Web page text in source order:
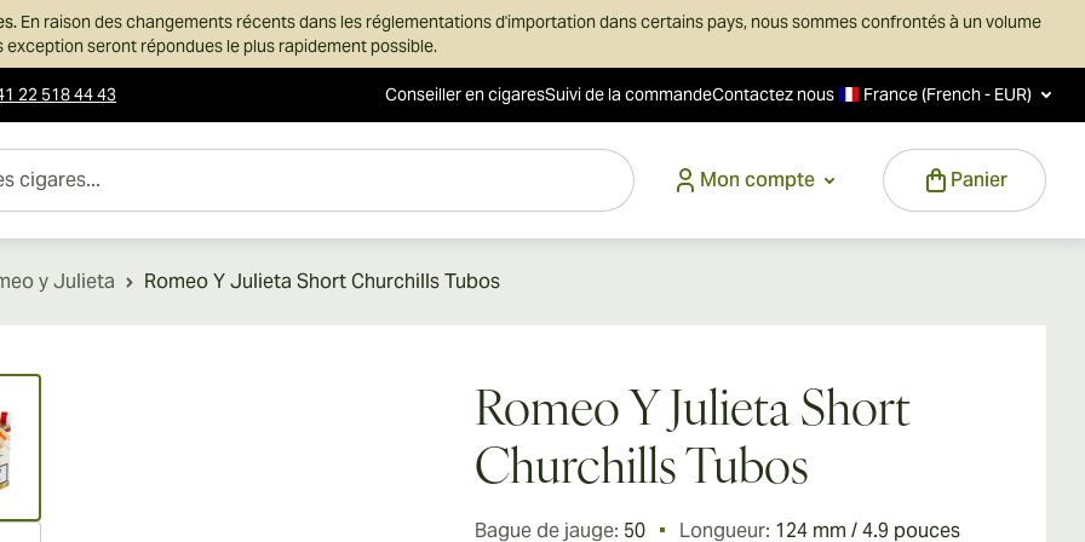
En raison des changements récents dans les réglementations d'importation dans certains pays, nous sommes confrontés à un volume
seront répondues le plus rapidement possible.
22 518 44 43 Conseiller en cigaresSuivi de la commandeContactez nous France (French - EUR)
Mon compte Panier
y Julieta Romeo Y Julieta Short Churchills Tubos
larger image
Romeo Y Julieta Short
Churchills Tubos
Bague de jauge: 50 Longueur: 124 mm / 4.9 pouces